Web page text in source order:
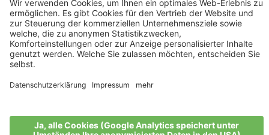
Impressum• Cookie-Einstellungen
produced by